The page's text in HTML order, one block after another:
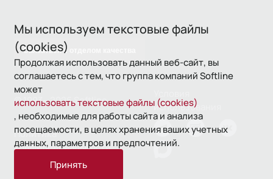
Мы используем текстовые файлы
(cookies)
Продолжая использовать данный веб-сайт, вы
соглашаетесь с тем, что группа компаний Softline
может
использовать текстовые файлы (cookies)
, необходимые для работы сайта и анализа
посещаемости, в целях хранения ваших учетных
данных, параметров и предпочтений.
Принять
Связаться с отделом качества
© 1993—2026 Softline
использования
Политика
конфиденциальности